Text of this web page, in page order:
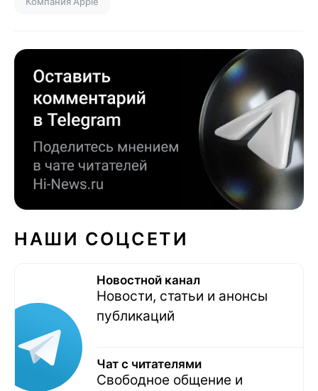
НАШИ СОЦСЕТИ
Новостной канал
Новости, статьи и анонсы
публикаций
Чат с читателями
Свободное общение и